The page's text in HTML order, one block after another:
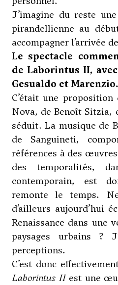
J’imagine du reste
pirandellienne au
accompagner l’arrivée
Le spectacle
de Laborintus II,
Gesualdo et Marenzio.
C’était une
Nova, de Benoît Sitzia,
séduit. La musique de
de Sanguineti,
références à des
des temporalités,
contemporain, est
remonte le temps.
d’ailleurs aujourd’hui
Renaissance dans une
paysages urbains ?
perceptions.
C’est donc
Laborintus IIest une